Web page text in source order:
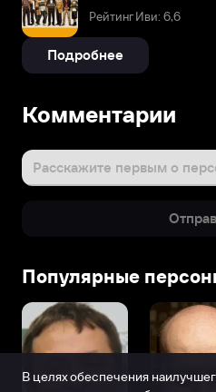
Рейтинг Иви: 6,6
Подробнее
Комментарии
Расскажите первым о
Популярные
В целях обеспечения